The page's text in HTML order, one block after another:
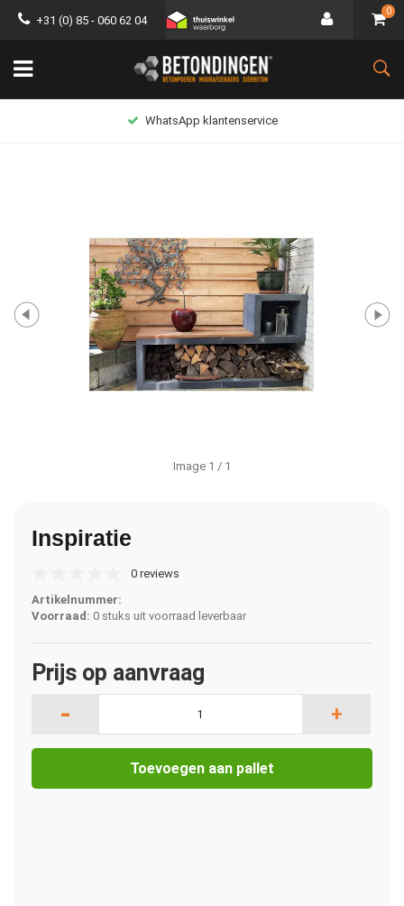
+31 (0) 85 - 060 62 04
0
WhatsApp klantenservice
Image 1 / 1
Inspiratie
0 reviews
Artikelnummer:
Voorraad: 0 stuks uit voorraad leverbaar
Prijs op aanvraag
- +
Toevoegen aan pallet